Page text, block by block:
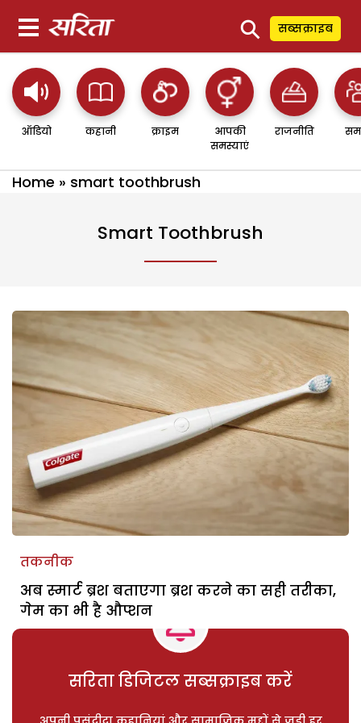
⚲ सब्सक्राइब
ऑडियो कहानी क्राइम
आपकी
समस्याएं
राजनीति
Home » smart toothbrush
Smart Toothbrush
तकनीक
अब स्मार्ट ब्रश बताएगा ब्रश करने का सही तरीका,
गेम का भी है औप्शन
सरिता डिजिटल सब्सक्राइब करें